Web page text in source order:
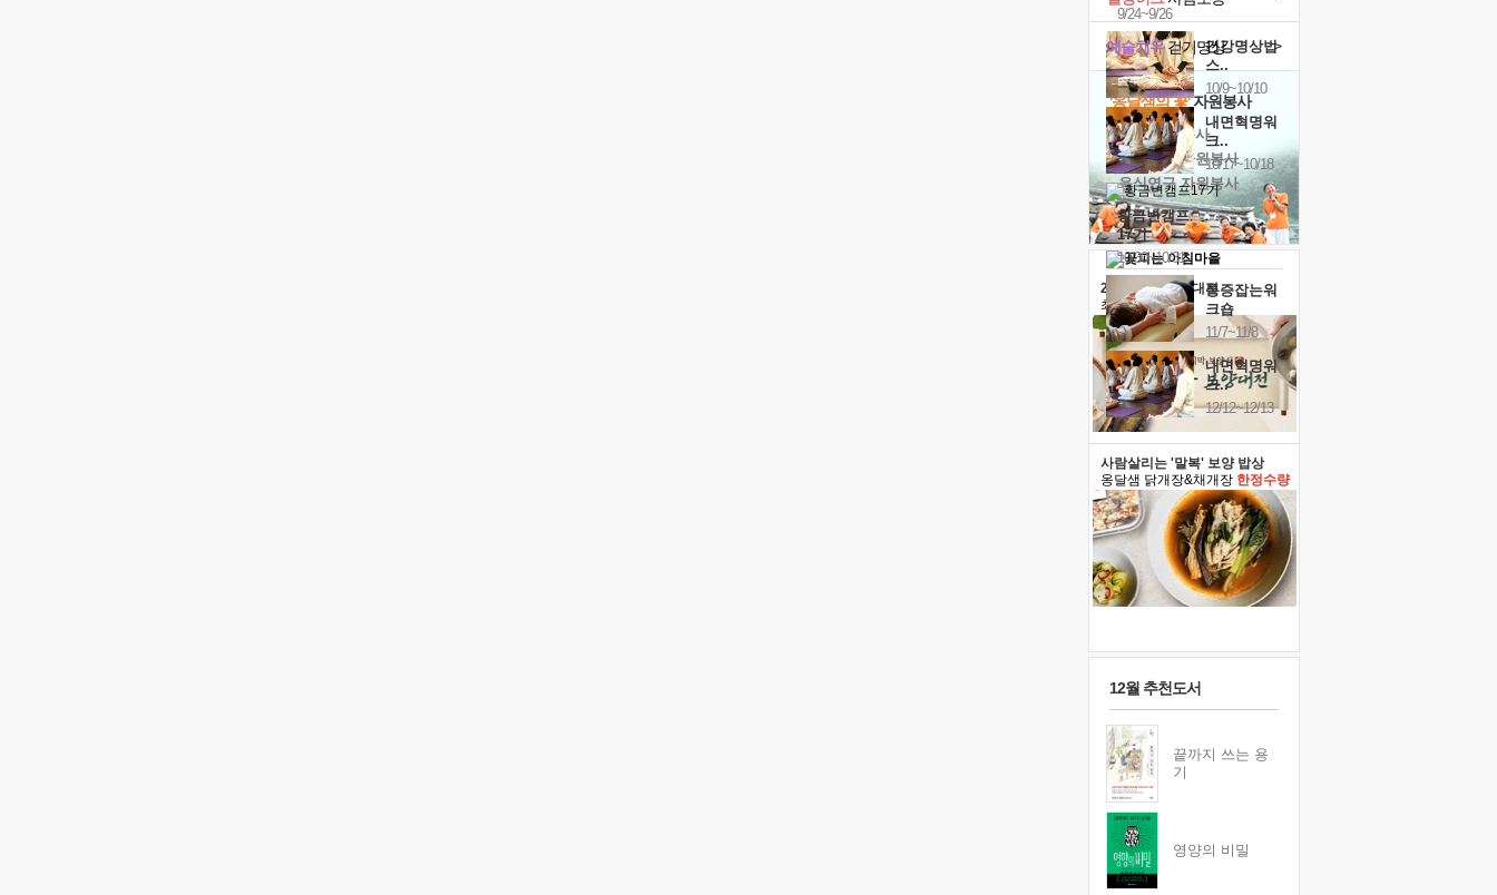
9/24~9/26
건강명상법
스..
10/9~10/10
내면혁명워
크..
10/17~10/18
황금변캠프
17기
10/30~10/31
통증잡는워
크숍
11/7~11/8
내면혁명워
크..
12/12~12/13
예술치유걷기명상 >
'옹달샘의 꽃'자원봉사
· 청년 자원봉사
· 금빛청년 자원봉사
· 음식연구 자원봉사
2026 말복 보양대전
최대74%할인
사람살리는 '말복' 보양 밥상
옹달샘 닭개장&채개장 한정수량
12월 추천도서
끝까지 쓰는 용
기
영양의 비밀